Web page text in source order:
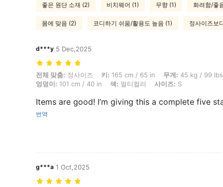
좋은 원단 소재 (2) 비치웨어 (1) 무향 (1) 화려함/좋
몸에 맞음 (2) 코디하기 쉬움/활용도 높음 (1) 정사이즈보
d***y 5 Dec,2025
전체 맞춤: 정사이즈, 키: 165 cm / 65 in, 무게: 45 kg / 99 lbs, 흉상:
전체 맞춤: 정사이즈 키: 165 cm / 65 in 무게: 45 kg / 99 lbs
엉덩이: 101 cm / 40 in 색: 멀티컬러 사이즈: S
Items are good! I’m giving this a complete five
번역
g***a 1 Oct,2025